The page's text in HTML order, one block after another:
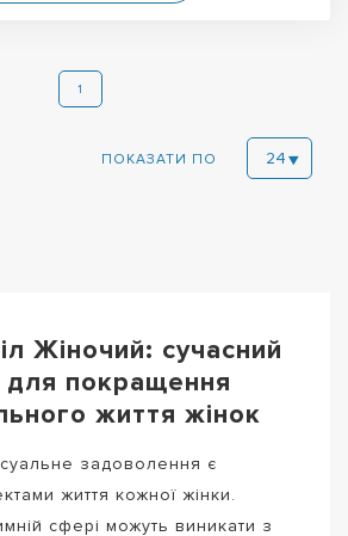
1
ПОКАЗАТИ ПО
Жіночий: сучасний
для покращення
життя жінок
задоволення є
життя кожної жінки.
сфері можуть виникати з